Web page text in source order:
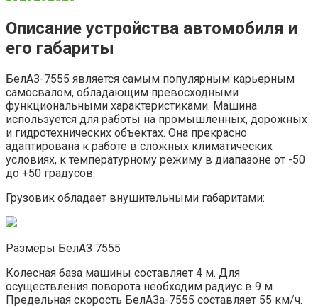
Описание устройства автомобиля и
его габариты
БелАЗ-7555 является самым популярным карьерным
самосвалом, обладающим превосходными
функциональными характеристиками. Машина
используется для работы на промышленных, дорожных
и гидротехнических объектах. Она прекрасно
адаптирована к работе в сложных климатических
условиях, к температурному режиму в диапазоне от -50
до +50 градусов.
Грузовик обладает внушительными габаритами:
Размеры БелАЗ 7555
Колесная база машины составляет 4 м. Для
осуществления поворота необходим радиус в 9 м.
Предельная скорость БелАЗа-7555 составляет 55 км/ч.